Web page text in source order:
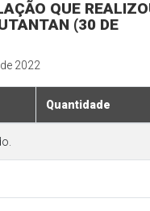
QUE
(30 DE
2022
Quantidade